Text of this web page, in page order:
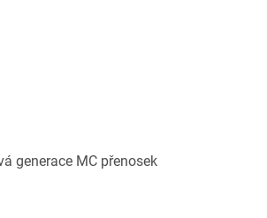
generace MC přenosek